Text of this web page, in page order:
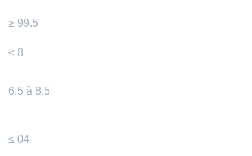
≥ 99.5
≤ 8
6.5 à 8.5
≤ 04